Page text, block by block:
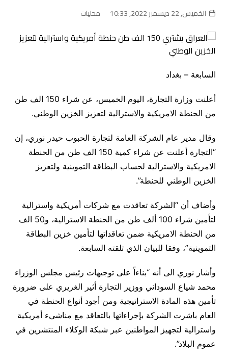
الخميس, 22 ديسمبر 2022, 10:33 محليات
السابعة – بغداد
أعلنت وزارة التجارة، اليوم الخميس، عن شراء 150 الف طن
من الحنطة الامريكية والاسترالية لتعزيز الخزين الوطني.
وقال مدير عام الشركة العامة لتجارة الحبوب حيدر نوري، إن
“التجارة أعلنت عن شراء كمية 150 الف طن من الحنطة
الامريكية والاسترالية لحساب البطاقة التموينية ولتعزيز
الخزين الوطني للحنطة”.
وأضاف أن “الشركة تعاقدت مع شركات أمريكية واسترالية
لتأمين شراء 100 ألف طن من الحنطة الاسترالية، و50 الف
من الحنطة الامريكية ضمن تعاقداتها لتأمين خزين البطاقة
التموينية”، وفقا للبيان الذي تلقته السابعة.
وأشار نوري الى أنه “بناءاً على توجيهات رئيس مجلس الوزراء
محمد شياع السوداني ووزير التجارة أثير الغريري على ضرورة
تأمين هذه المادة الاستراتيجية ومن أجود أنواع الحنطة في
العام باشرت الشركة بإجراءاتها بالتعاقد مع مناشيء أمريكية
واسترالية لتجهيز المواطنين عبر شبكة الوكلاء المنتشرين في
عموم البلاد”.